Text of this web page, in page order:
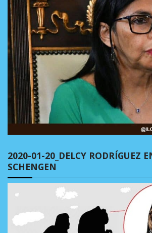
2020-01-20_DELCY RODRÍGUEZ
SCHENGEN